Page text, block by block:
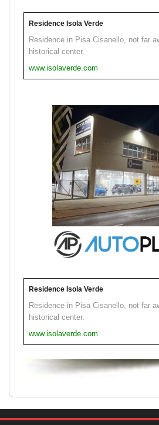
Residence Isola Verde
Residence in Pisa Cisanello, not far
historical center.
www.isolaverde.com
Residence Isola Verde
Residence in Pisa Cisanello, not far
historical center.
www.isolaverde.com